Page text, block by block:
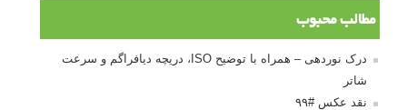
مطالب محبوب
درک نوردهی – همراه با توضیح ISO، دریچه دیافراگم و سرعت
شاتر
نقد عکس #۹۹